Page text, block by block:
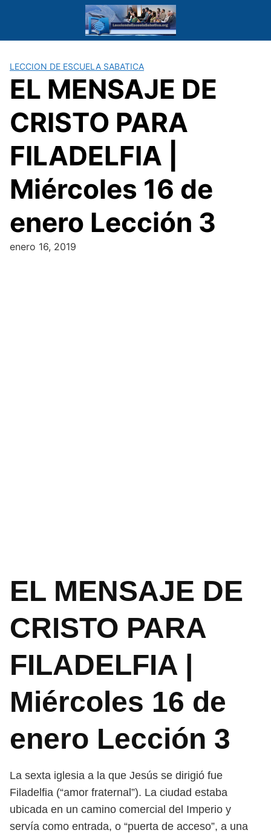
LECCION DE ESCUELA SABATICA
EL MENSAJE DE
CRISTO PARA
FILADELFIA |
Miércoles 16 de
enero Lección 3
enero 16, 2019
EL MENSAJE DE
CRISTO PARA
FILADELFIA |
Miércoles 16 de
enero Lección 3
La sexta iglesia a la que Jesús se dirigió fue
Filadelfia (“amor fraternal”). La ciudad estaba
ubicada en un camino comercial del Imperio y
servía como entrada, o “puerta de acceso”, a una